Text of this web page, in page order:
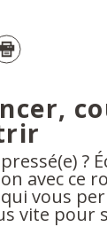
?
avec ce
vous
vite pour